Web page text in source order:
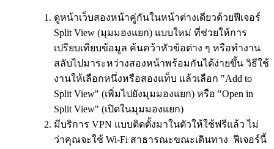
ดูหน้าเว็บสองหน้าคู่กันในหน้าต่างเดียวด้วยฟีเจอร์
Split View (มุมมองแยก) แบบใหม่ ที่ช่วยให้การ
เปรียบเทียบข้อมูล ค้นคว้าหัวข้อต่าง ๆ หรือทำงาน
สลับไปมาระหว่างสองหน้าพร้อมกันได้ง่ายขึ้น วิธีใช้
งานให้เลือกหนึ่งหรือสองแท็บ แล้วเลือก "Add to
Split View" (เพิ่มไปยังมุมมองแยก) หรือ "Open in
Split View" (เปิดในมุมมองแยก)
มีบริการ VPN แบบติดตั้งมาในตัวให้ใช้ฟรีแล้ว ไม่
ว่าคุณจะใช้ Wi-Fi สาธารณะขณะเดินทาง ฟีเจอร์นี้